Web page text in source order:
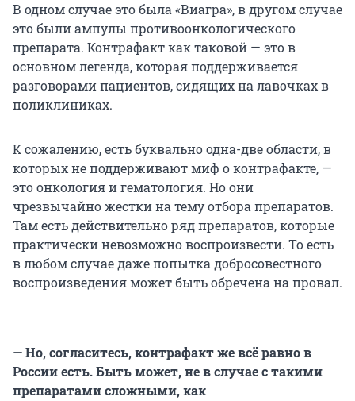
В одном случае это была «Виагра», в другом случае
это были ампулы противоонкологического
препарата. Контрафакт как таковой — это в
основном легенда, которая поддерживается
разговорами пациентов, сидящих на лавочках в
поликлиниках.
К сожалению, есть буквально одна-две области, в
которых не поддерживают миф о контрафакте, —
это онкология и гематология. Но они
чрезвычайно жестки на тему отбора препаратов.
Там есть действительно ряд препаратов, которые
практически невозможно воспроизвести. То есть
в любом случае даже попытка добросовестного
воспроизведения может быть обречена на провал.
— Но, согласитесь, контрафакт же всё равно в
России есть. Быть может, не в случае с такими
препаратами сложными, как